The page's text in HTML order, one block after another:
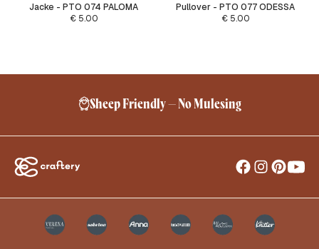
Jacke - PTO 074 PALOMA
€5.00
Pullover - PTO 077 ODESSA
€5.00
Sheep Friendly – No Mulesing